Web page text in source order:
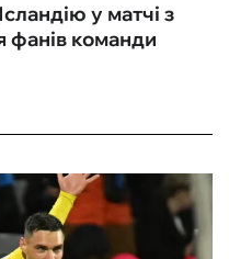
у матчі з
фанів команди